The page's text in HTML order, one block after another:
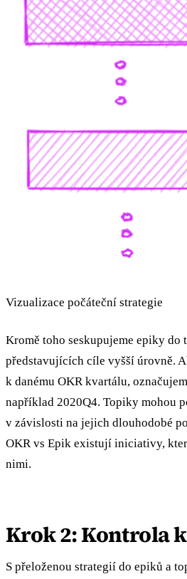
Vizualizace počáteční strategie
Kromě toho seskupujeme epiky
představujících cíle vyšší úrovně.
k danému OKR kvartálu,
například 2020Q4. Topiky mohou
v závislosti na jejich dlouhodobé
OKR vs Epik existují iniciativy,
nimi.
Krok 2: Kontrola
S přeloženou strategií do epiků a